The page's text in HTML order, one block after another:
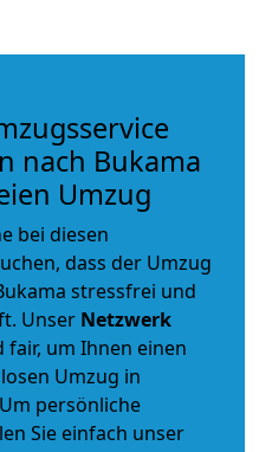
nach Bukama
Umzug
bei diesen
dass der Umzug
stressfrei und
Unser Netzwerk
fair, um Ihnen einen
Umzug in
persönliche
Sie einfach unser